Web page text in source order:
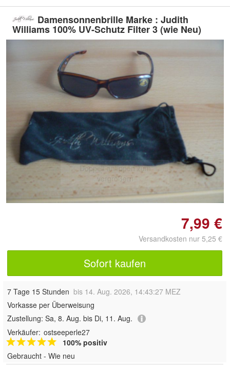
Damensonnenbrille Marke : Judith
Williams 100% UV-Schutz Filter 3 (wie Neu)
Doppelt antippen zum
vergrößern
7,99 €
Versandkosten nur 5,25 €
Sofort kaufen
7 Tage 15 Stunden bis 14. Aug. 2026, 14:43:27 MEZ
Vorkasse per Überweisung
Zustellung: Sa, 8. Aug. bis Di, 11. Aug.
Verkäufer: ostseeperle27
100% positiv
Gebraucht - Wie neu